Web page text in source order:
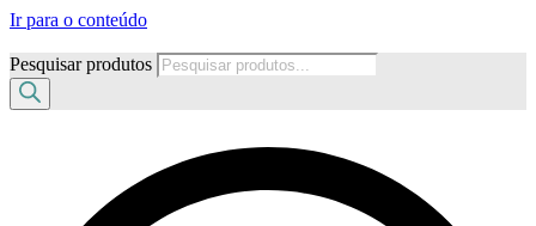
Ir para o conteúdo
Pesquisar produtos